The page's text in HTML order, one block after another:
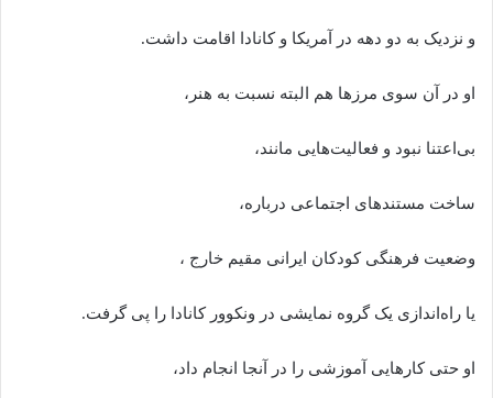
و نزدیک به دو دهه در آمریکا و کانادا اقامت داشت.
او در آن سوی مرزها هم البته نسبت به هنر،
بی‌اعتنا نبود و فعالیت‌هایی مانند،
ساخت مستندهای اجتماعی درباره،
وضعیت فرهنگی کودکان ایرانی مقیم خارج ،
یا راه‌اندازی یک گروه نمایشی در ونکوور کانادا را پی گرفت.
او حتی کارهایی آموزشی را در آنجا انجام داد،